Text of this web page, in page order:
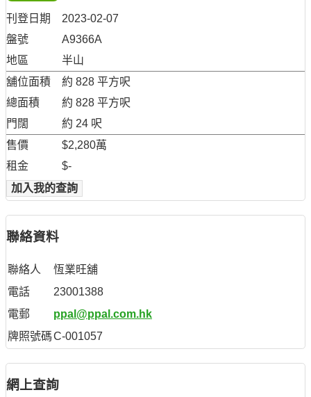
刊登日期
2023-02-07
盤號
A9366A
地區
半山
舖位面積
約 828 平方呎
總面積
約 828 平方呎
門闊
約 24 呎
售價
$2,280萬
租金
$-
加入我的查詢
聯絡資料
聯絡人
恆業旺舖
電話
23001388
電郵
ppal@ppal.com.hk
牌照號碼C-001057
網上查詢